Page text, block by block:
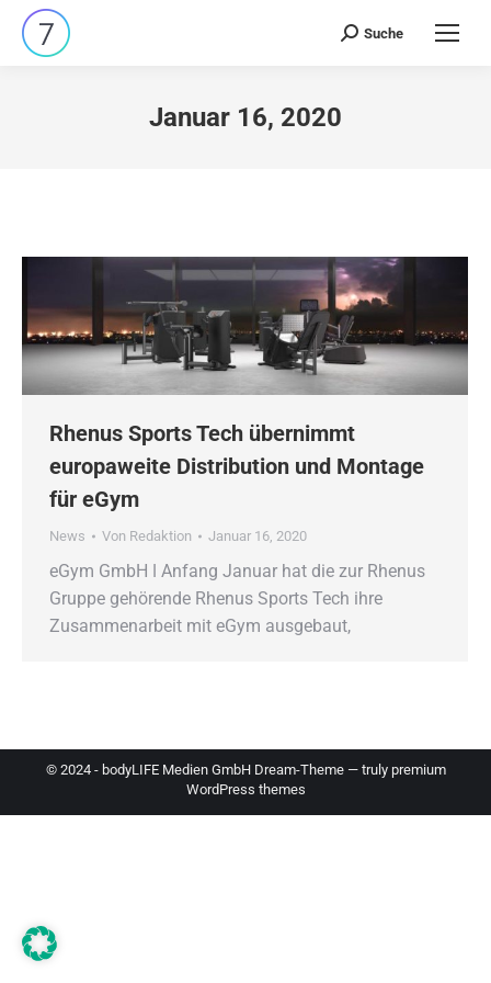
Search:
Suche
Januar 16, 2020
Rhenus Sports Tech übernimmt
europaweite Distribution und Montage
für eGym
News Von Redaktion Januar 16, 2020
eGym GmbH ǀ Anfang Januar hat die zur Rhenus
Gruppe gehörende Rhenus Sports Tech ihre
Zusammenarbeit mit eGym ausgebaut,
© 2024 - bodyLIFE Medien GmbH Dream-Theme — truly premium
WordPress themes